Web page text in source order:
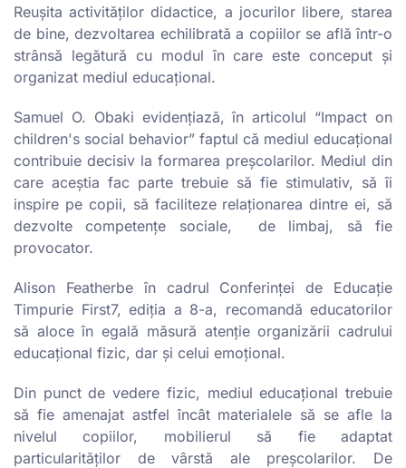
Reușita activităților didactice, a jocurilor libere, starea
de bine, dezvoltarea echilibrată a copiilor se află într-o
strânsă legătură cu modul în care este conceput și
organizat mediul educațional.
Samuel O. Obaki evidențiază, în articolul “Impact on
children's social behavior” faptul că mediul educațional
contribuie decisiv la formarea preșcolarilor. Mediul din
care aceștia fac parte trebuie să fie stimulativ, să îi
inspire pe copii, să faciliteze relaționarea dintre ei, să
dezvolte competențe sociale, de limbaj, să fie
provocator.
Alison Featherbe în cadrul Conferinței de Educație
Timpurie First7, ediția a 8-a, recomandă educatorilor
să aloce în egală măsură atenție organizării cadrului
educațional fizic, dar și celui emoțional.
Din punct de vedere fizic, mediul educațional trebuie
să fie amenajat astfel încât materialele să se afle la
nivelul copiilor, mobilierul să fie adaptat
particularităților de vârstă ale preșcolarilor. De